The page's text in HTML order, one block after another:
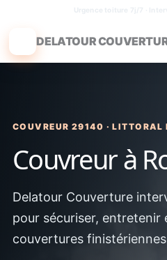
contenuDELATOUR
COUVREUR 29140 · LITTORAL
Couvreur à
Delatour Couverture
pour sécuriser, entretenir
couvertures